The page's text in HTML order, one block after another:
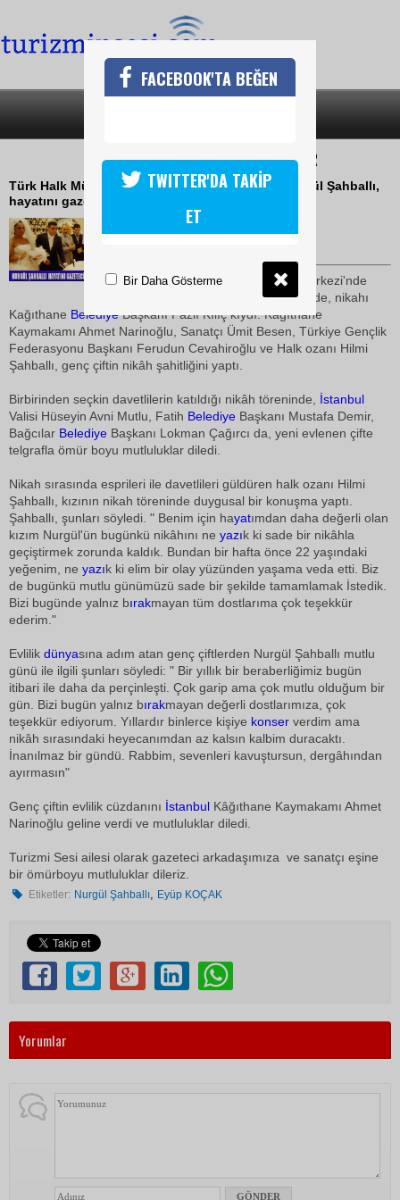
BİR ÖMÜR MUTLULUĞA EVET DEDİLER
Türk Halk Müziği'nin güçlü yorumcularından Nurgül Şahballı,
hayatını gazeteci Eyüp KOÇAK ile birleştirdi
04 Ağustos 2010 / 20:08
İstanbulKâğıthane Kültür Merkezi'nde
gerçekleştirilen nikâh töreninde, nikahı
Kağıthane BelediyeBaşkanı Fazlı Kılıç kıydı. Kâğıthane
Kaymakamı Ahmet Narinoğlu, Sanatçı Ümit Besen, Türkiye Gençlik
Federasyonu Başkanı Ferudun Cevahiroğlu ve Halk ozanı Hilmi
Şahballı, genç çiftin nikâh şahitliğini yaptı.
Birbirinden seçkin davetlilerin katıldığı nikâh töreninde, İstanbul
Valisi Hüseyin Avni Mutlu, Fatih Belediye Başkanı Mustafa Demir,
Bağcılar Belediye Başkanı Lokman Çağırcı da, yeni evlenen çifte
telgrafla ömür boyu mutluluklar diledi.
Nikah sırasında esprileri ile davetlileri güldüren halk ozanı Hilmi
Şahballı, kızının nikah töreninde duygusal bir konuşma yaptı.
Şahballı, şunları söyledi. " Benim için hayatımdan daha değerli olan
kızım Nurgül'ün bugünkü nikâhını ne yazık ki sade bir nikâhla
geçiştirmek zorunda kaldık. Bundan bir hafta önce 22 yaşındaki
yeğenim, ne yazık ki elim bir olay yüzünden yaşama veda etti. Biz
de bugünkü mutlu günümüzü sade bir şekilde tamamlamak İstedik.
Bizi bugünde yalnız bırakmayan tüm dostlarıma çok teşekkür
ederim."
Evlilik dünyasına adım atan genç çiftlerden Nurgül Şahballı mutlu
günü ile ilgili şunları söyledi: " Bir yıllık bir beraberliğimiz bugün
itibari ile daha da perçinleşti. Çok garip ama çok mutlu olduğum bir
gün. Bizi bugün yalnız bırakmayan değerli dostlarımıza, çok
teşekkür ediyorum. Yıllardır binlerce kişiye konser verdim ama
nikâh sırasındaki heyecanımdan az kalsın kalbim duracaktı.
İnanılmaz bir gündü. Rabbim, sevenleri kavuştursun, dergâhından
ayırmasın"
Genç çiftin evlilik cüzdanını İstanbul Kâğıthane Kaymakamı Ahmet
Narinoğlu geline verdi ve mutluluklar diledi.
Turizmi Sesi ailesi olarak gazeteci arkadaşımıza ve sanatçı eşine
bir ömürboyu mutluluklar dileriz.
Etiketler: Nurgül Şahballı, Eyüp KOÇAK
Yorumlar
FACEBOOK'TA BEĞEN
TWITTER'DA TAKİP
ET
Bir Daha Gösterme